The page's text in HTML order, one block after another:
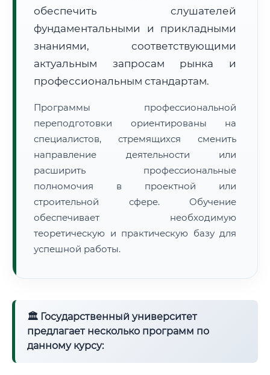
• Маршрут транзита:
• Экспресс-доставка СДЭК / Почтой:
3–5 рабочих дней
📜 Документы и аккредитация ФИС ФРДО
Нажмите на документ для увеличения и просмотра
обеспечить слушателей
фундаментальными и прикладными
знаниями, соответствующими
актуальным запросам рынка и
профессиональным стандартам.
Программы профессиональной
переподготовки ориентированы на
специалистов, стремящихся сменить
направление деятельности или
расширить профессиональные
полномочия в проектной или
строительной сфере. Обучение
обеспечивает необходимую
теоретическую и практическую базу для
успешной работы.
🏛 Государственный университет
предлагает несколько программ по
данному курсу: